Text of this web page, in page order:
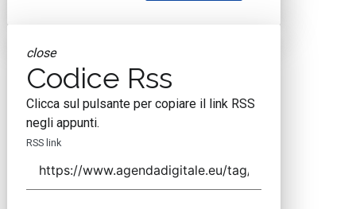
close
Codice Rss
Clicca sul pulsante per copiare il link RSS
negli appunti.
RSS link